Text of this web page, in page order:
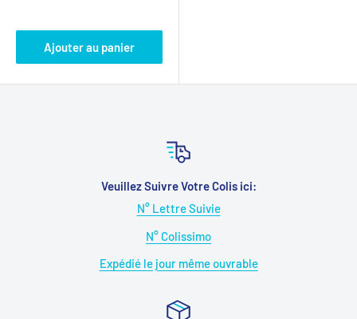
Ajouter au panier
Veuillez Suivre Votre Colis ici:
N° Lettre Suivie
N° Colissimo
Expédié le jour même ouvrable